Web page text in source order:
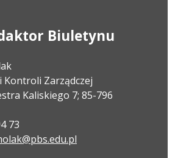
Biuletynu
Kontroli Zarządczej
Kaliskiego 7; 85-796
73